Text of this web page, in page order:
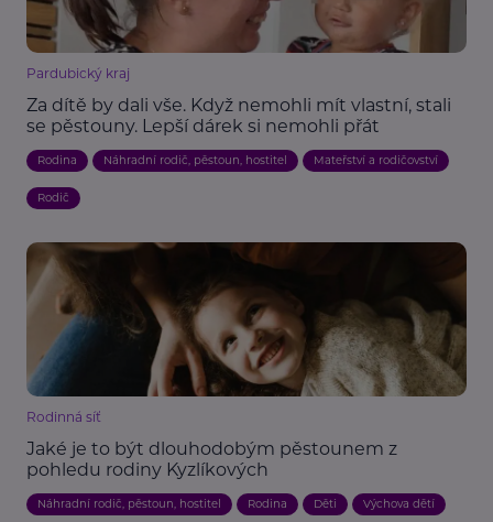
Pardubický kraj
Za dítě by dali vše. Když nemohli mít vlastní, stali
se pěstouny. Lepší dárek si nemohli přát
Rodina Náhradní rodič, pěstoun, hostitel Mateřství a rodičovství
Rodič
Rodinná síť
Jaké je to být dlouhodobým pěstounem z
pohledu rodiny Kyzlíkových
Náhradní rodič, pěstoun, hostitel Rodina Děti Výchova dětí